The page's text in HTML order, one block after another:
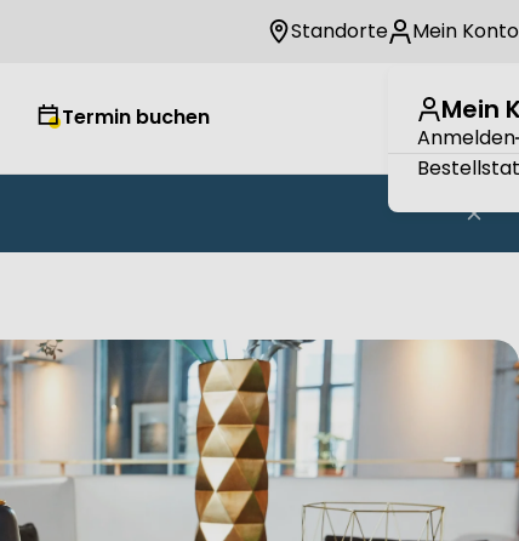
Standorte Mein Konto
Mein
Anmelden
Termin buchen